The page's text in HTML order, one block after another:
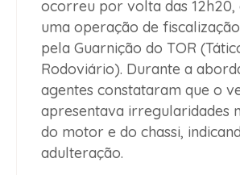
ocorreu por volta das 12h20,
uma operação de
pela Guarnição do TOR
Rodoviário). Durante a
agentes constataram que o
apresentava irregularidades
do motor e do chassi,
adulteração.